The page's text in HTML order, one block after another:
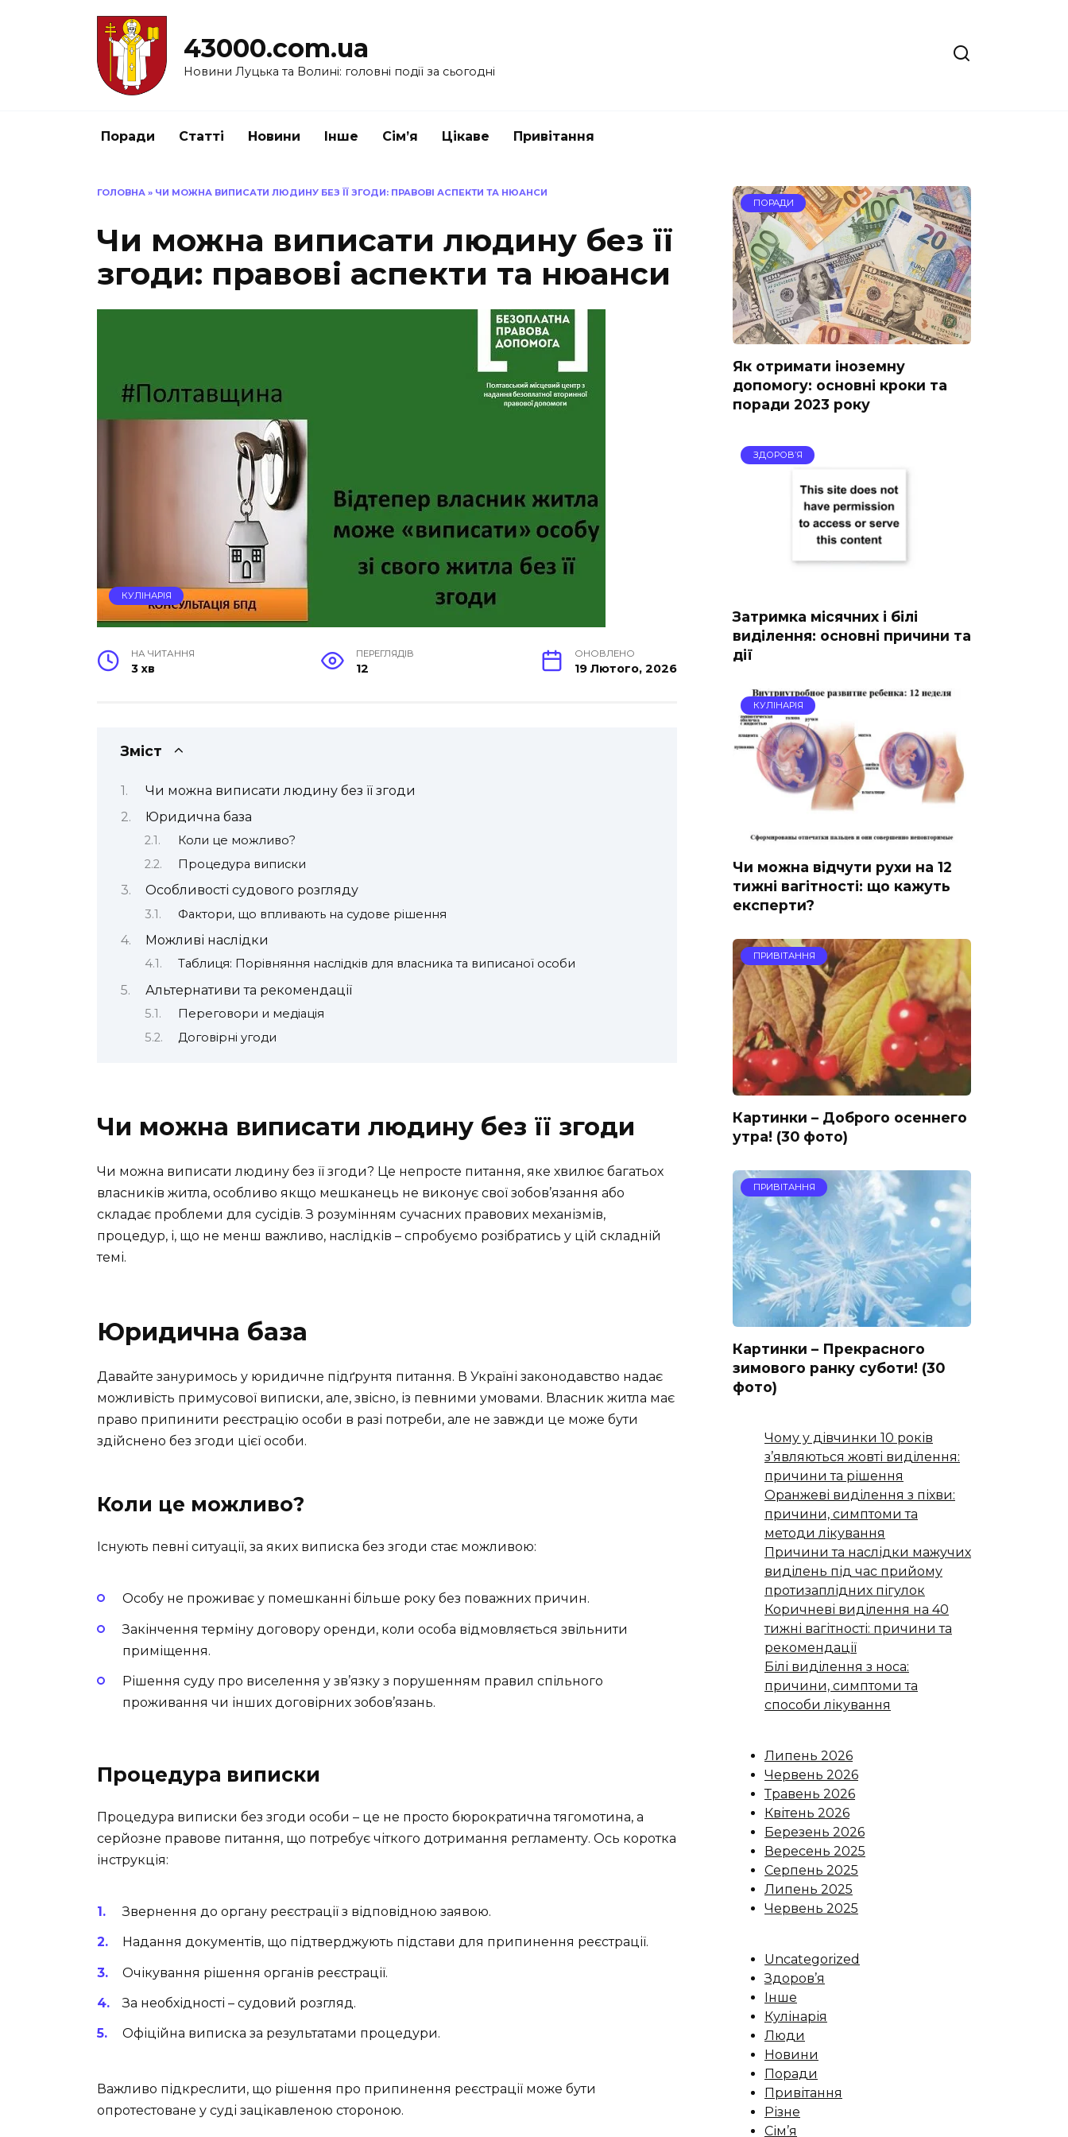
43000.com.ua
Новини Луцька та Волині: головні події за сьогодні
Поради Статті Новини Інше Сім’я Цікаве Привітання
ГОЛОВНА » ЧИ МОЖНА ВИПИСАТИ ЛЮДИНУ БЕЗ ЇЇ ЗГОДИ: ПРАВОВІ АСПЕКТИ ТА НЮАНСИ
Чи можна виписати людину без її
згоди: правові аспекти та нюанси
КУЛІНАРІЯ
НА ЧИТАННЯ
3 хв
ПЕРЕГЛЯДІВ
12
ОНОВЛЕНО
19 Лютого, 2026
Зміст
Чи можна виписати людину без її згоди
Юридична база
Коли це можливо?
Процедура виписки
Особливості судового розгляду
Фактори, що впливають на судове рішення
Можливі наслідки
Таблиця: Порівняння наслідків для власника та виписаної особи
Альтернативи та рекомендації
Переговори и медіація
Договірні угоди
Чи можна виписати людину без її згоди
Чи можна виписати людину без її згоди? Це непросте питання, яке хвилює багатьох
власників житла, особливо якщо мешканець не виконує свої зобов’язання або
складає проблеми для сусідів. З розумінням сучасних правових механізмів,
процедур, і, що не менш важливо, наслідків – спробуємо розібратись у цій складній
темі.
Юридична база
Давайте зануримось у юридичне підґрунтя питання. В Україні законодавство надає
можливість примусової виписки, але, звісно, із певними умовами. Власник житла має
право припинити реєстрацію особи в разі потреби, але не завжди це може бути
здійснено без згоди цієї особи.
Коли це можливо?
Існують певні ситуації, за яких виписка без згоди стає можливою:
Особу не проживає у помешканні більше року без поважних причин.
Закінчення терміну договору оренди, коли особа відмовляється звільнити
приміщення.
Рішення суду про виселення у зв’язку з порушенням правил спільного
проживання чи інших договірних зобов’язань.
Процедура виписки
Процедура виписки без згоди особи – це не просто бюрократична тягомотина, а
серйозне правове питання, що потребує чіткого дотримання регламенту. Ось коротка
інструкція:
Звернення до органу реєстрації з відповідною заявою.
Надання документів, що підтверджують підстави для припинення реєстрації.
Очікування рішення органів реєстрації.
За необхідності – судовий розгляд.
Офіційна виписка за результатами процедури.
Важливо підкреслити, що рішення про припинення реєстрації може бути
опротестоване у суді зацікавленою стороною.
ПОРАДИ
Як отримати іноземну
допомогу: основні кроки та
поради 2023 року
ЗДОРОВ’Я
Затримка місячних і білі
виділення: основні причини та
дії
КУЛІНАРІЯ
Чи можна відчути рухи на 12
тижні вагітності: що кажуть
експерти?
ПРИВІТАННЯ
Картинки – Доброго осеннего
утра! (30 фото)
ПРИВІТАННЯ
Картинки – Прекрасного
зимового ранку суботи! (30
фото)
Чому у дівчинки 10 років
з’являються жовті виділення:
причини та рішення
Оранжеві виділення з піхви:
причини, симптоми та
методи лікування
Причини та наслідки мажучих
виділень під час прийому
протизаплідних пігулок
Коричневі виділення на 40
тижні вагітності: причини та
рекомендації
Білі виділення з носа:
причини, симптоми та
способи лікування
Липень 2026
Червень 2026
Травень 2026
Квітень 2026
Березень 2026
Вересень 2025
Серпень 2025
Липень 2025
Червень 2025
Uncategorized
Здоров’я
Інше
Кулінарія
Люди
Новини
Поради
Привітання
Різне
Сім’я